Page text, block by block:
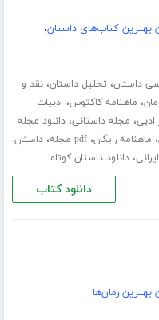
بهترین کتاب‌های داستان،
داستان، تحلیل داستان،نقد و
، ماهنامه کاکتوس، ادبیات
ادبی، مجله داستانی،دانلود مجله
، ماهنامه رایگان،pdf مجله ،داستان
،دانلود داستان کوتاه
دانلود کتاب
بهترین رمان‌ها